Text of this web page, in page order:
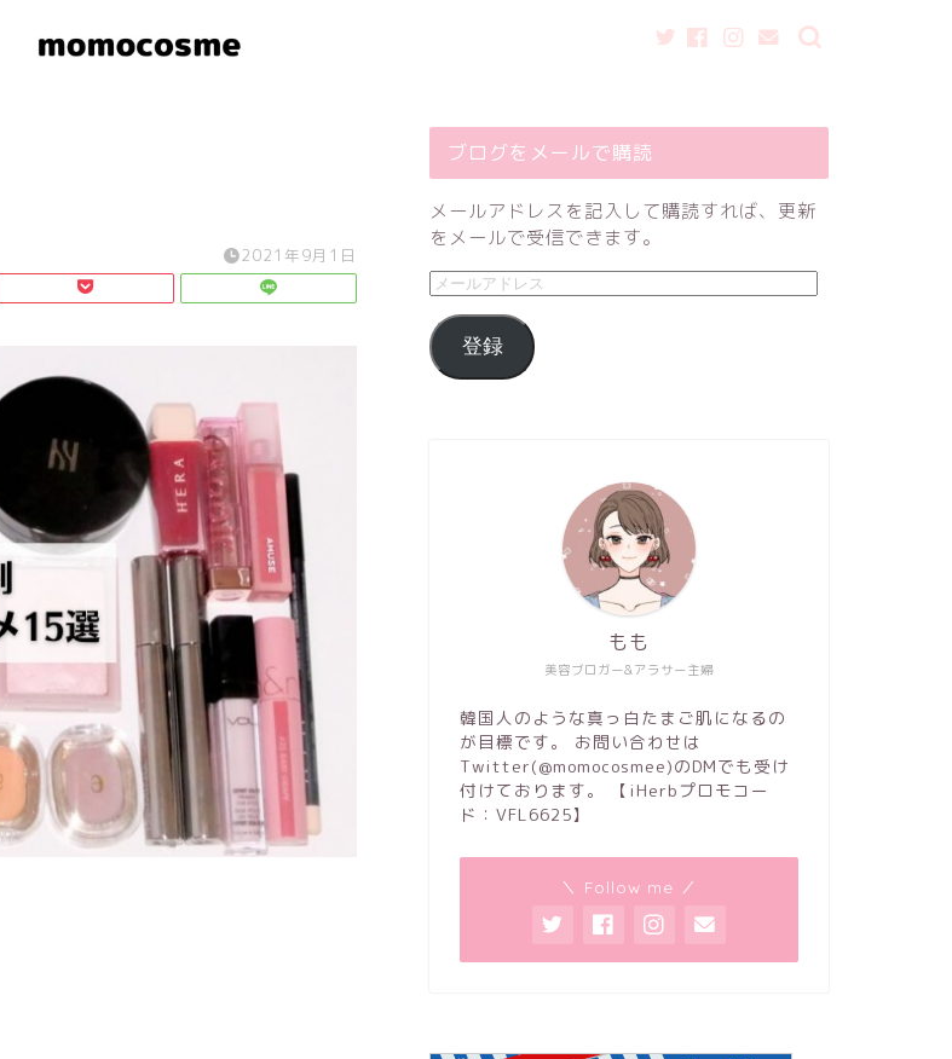
2021年9月1日
ブログをメールで購読
メールアドレスを記入して購読すれば、更新
をメールで受信できます。
登録
美容ブロガー&アラサー主婦
もも
韓国人のような真っ白たまご肌になるの
が目標です。 お問い合わせは
Twitter(@momocosmee)のDMでも受け
付けております。 【iHerbプロモコー
ド：VFL6625】
＼ Follow me ／